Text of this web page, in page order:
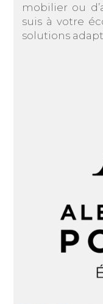
mobilier ou
suis à votre
solutions